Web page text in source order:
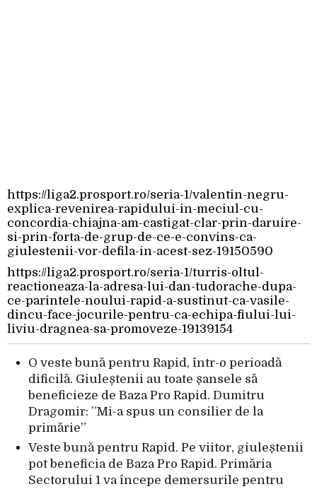
https://liga2.prosport.ro/seria-1/valentin-negru-
explica-revenirea-rapidului-in-meciul-cu-
concordia-chiajna-am-castigat-clar-prin-daruire-
si-prin-forta-de-grup-de-ce-e-convins-ca-
giulestenii-vor-defila-in-acest-sez-19150590
https://liga2.prosport.ro/seria-1/turris-oltul-
reactioneaza-la-adresa-lui-dan-tudorache-dupa-
ce-parintele-noului-rapid-a-sustinut-ca-vasile-
dincu-face-jocurile-pentru-ca-echipa-fiului-lui-
liviu-dragnea-sa-promoveze-19139154
O veste bună pentru Rapid, într-o perioadă
dificilă. Giuleștenii au toate șansele să
beneficieze de Baza Pro Rapid. Dumitru
Dragomir: ”Mi-a spus un consilier de la
primărie”
Veste bună pentru Rapid. Pe viitor, giuleștenii
pot beneficia de Baza Pro Rapid. Primăria
Sectorului 1 va începe demersurile pentru